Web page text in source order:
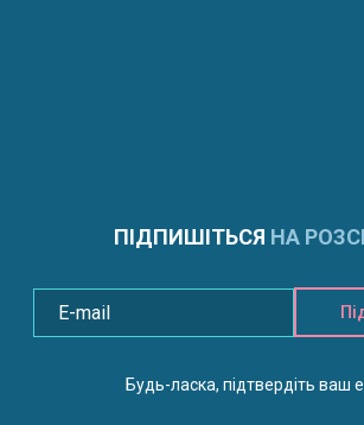
ПІДПИШІТЬСЯ НА
Будь-ласка, підтвердіть ваш